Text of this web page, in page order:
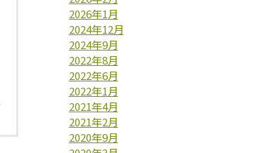
2026年1月
2024年12月
2024年9月
2022年8月
2022年6月
2022年1月
2021年4月
2021年2月
2020年9月